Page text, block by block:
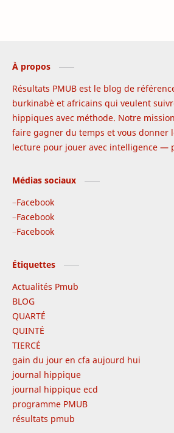
À propos
Résultats PMUB est le blog de
burkinabè et africains qui veulent
hippiques avec méthode. Notre
faire gagner du temps et vous donner
lecture pour jouer avec intelligence —
Médias sociaux
Facebook
Facebook
Facebook
Étiquettes
Actualités Pmub
BLOG
QUARTÉ
QUINTÉ
TIERCÉ
gain du jour en cfa aujourd hui
journal hippique
journal hippique ecd
programme PMUB
résultats pmub